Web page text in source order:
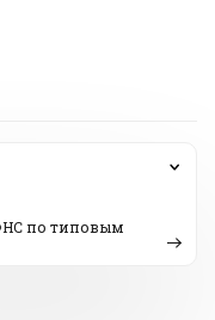
по типовым